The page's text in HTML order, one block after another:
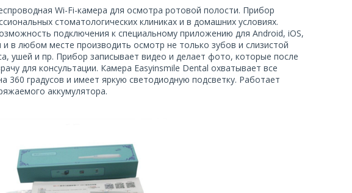
Wi-Fi-камера для осмотра ротовой полости. Прибор
стоматологических клиниках и в домашних условиях.
подключения к специальному приложению для Android, iOS,
в любом месте производить осмотр не только зубов и слизистой
ушей и пр. Прибор записывает видео и делает фото, которые после
для консультации. Камера Easyinsmile Dental охватывает все
360 градусов и имеет яркую светодиодную подсветку. Работает
аккумулятора.